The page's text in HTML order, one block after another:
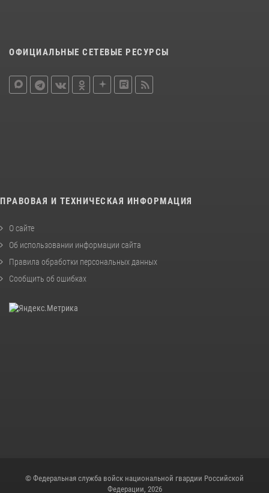
ОФИЦИАЛЬНЫЕ СЕТЕВЫЕ РЕСУРСЫ
ПРАВОВАЯ И ТЕХНИЧЕСКАЯ ИНФОРМАЦИЯ
О сайте
Об использовании информации сайта
Правила обработки персональных данных
Сообщить об ошибках
© Федеральная служба войск национальной гвардии Российской
Федерации, 2026